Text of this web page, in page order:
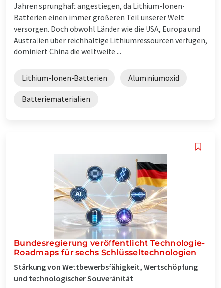
Jahren sprunghaft angestiegen, da Lithium-Ionen-
Batterien einen immer größeren Teil unserer Welt
versorgen. Doch obwohl Länder wie die USA, Europa und
Australien über reichhaltige Lithiumressourcen verfügen,
dominiert China die weltweite ...
Lithium-Ionen-Batterien Aluminiumoxid
Batteriematerialien
Bundesregierung veröffentlicht Technologie-
Roadmaps für sechs Schlüsseltechnologien
Stärkung von Wettbewerbsfähigkeit, Wertschöpfung
und technologischer Souveränität